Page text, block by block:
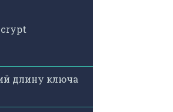
длину ключа